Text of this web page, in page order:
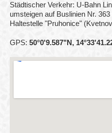
Städtischer Verkehr: U-Bahn
umsteigen auf Buslinien Nr.
Haltestelle "Pruhonice"
GPS: 50°0'9.587"N,